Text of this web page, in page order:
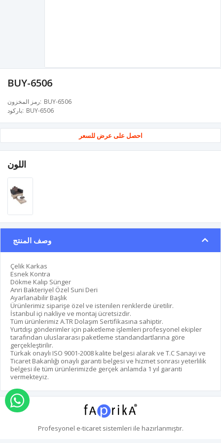
BUY-6506
رمز المخزون BUY-6506
باركود BUY-6506
احصل على عرض للسعر
اللون
وصف المنتج
Çelik Karkas
Esnek Kontra
Dökme Kalıp Sünger
Anri Bakteriyel Özel Suni Deri
Ayarlanabilir Başlık
Ürünlerimiz siparişe özel ve istenilen renklerde üretilir.
İstanbul içi nakliye ve montaj ücretsizdir.
Tüm ürünlerimiz A.TR Dolaşım Sertifikasına sahiptir.
Yurtdışı gönderimler için paketleme işlemleri profesyonel ekipler
tarafından uluslararası paketleme standandartlarına göre
gerçekleştirilir.
Türkak onaylı ISO 9001-2008 kalite belgesi alarak ve T.C Sanayi ve
Ticaret Bakanlığı onaylı garanti belgesi ve hizmet sonrası yeterlilik
belgesi ile tüm ürünlerimizde gerçek anlamda 1 yıl garanti
vermekteyiz.
Profesyonel e-ticaretsistemleri ile hazırlanmıştır.